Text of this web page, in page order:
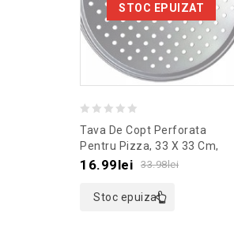
STOC EPUIZAT
out
of
Tava De Copt Perforata
Pentru Pizza, 33 X 33 Cm,
Gonga®, Culoaremodel Negru
33.98lei
16.99lei
Stoc epuizat